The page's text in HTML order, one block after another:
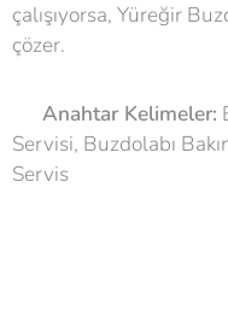
çalışıyorsa, Yüreğir
çözer.
Anahtar Kelimeler:
Servisi, Buzdolabı
Servis